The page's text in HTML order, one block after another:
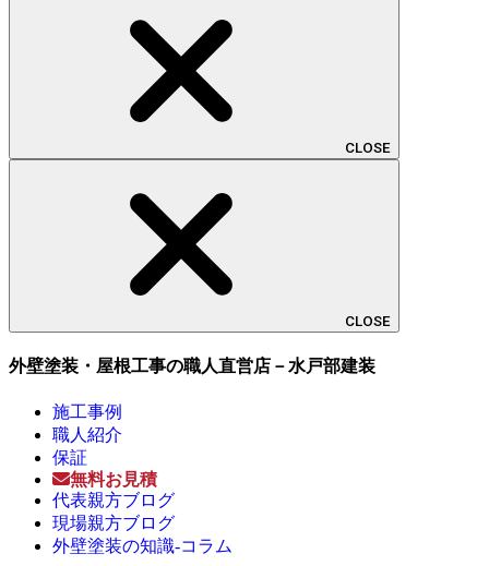
CLOSE
CLOSE
外壁塗装・屋根工事の職人直営店－水戸部建装
施工事例
職人紹介
保証
無料お見積
代表親方ブログ
現場親方ブログ
外壁塗装の知識-コラム